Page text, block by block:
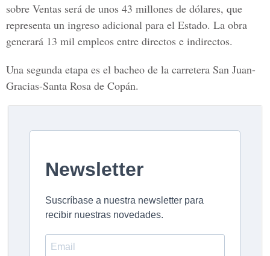
sobre Ventas será de unos 43 millones de dólares, que
representa un ingreso adicional para el Estado. La obra
generará 13 mil empleos entre directos e indirectos.
Una segunda etapa es el bacheo de la carretera San Juan-
Gracias-Santa Rosa de Copán.